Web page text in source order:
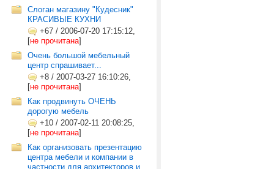
Слоган магазину "Кудесник"
КРАСИВЫЕ КУХНИ
+67 / 2006-07-20 17:15:12,
[не прочитана]
Очень большой мебельный
центр спрашивает...
+8 / 2007-03-27 16:10:26,
[не прочитана]
Как продвинуть ОЧЕНЬ
дорогую мебель
+10 / 2007-02-11 20:08:25,
[не прочитана]
Как организовать презентацию
центра мебели и компании в
частности для архитекторов и